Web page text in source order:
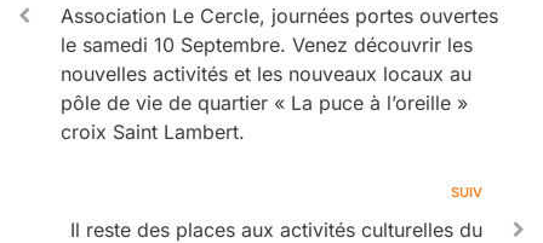
Association Le Cercle, journées portes ouvertes
le samedi 10 Septembre. Venez découvrir les
nouvelles activités et les nouveaux locaux au
pôle de vie de quartier « La puce à l’oreille »
croix Saint Lambert.
SUIV
Il reste des places aux activités culturelles du